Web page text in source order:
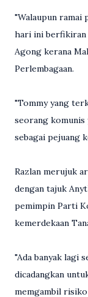
"Walaupun ramai
hari ini berfikiran
Agong kerana
Perlembagaan.
"Tommy yang
seorang komunis
sebagai pejuang
Razlan merujuk
dengan tajuk
pemimpin Parti
kemerdekaan
"Ada banyak lagi
dicadangkan
memgambil